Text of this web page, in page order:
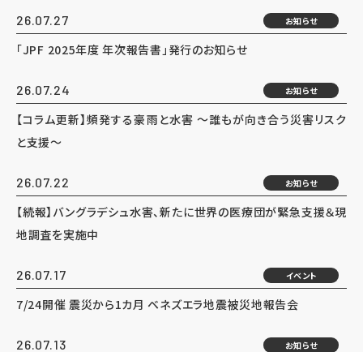
26.07.27 お知らせ
「JPF 2025年度 年次報告書」発行のお知らせ
26.07.24 お知らせ
【コラム更新】頻発する豪雨と水害 ～誰もが向き合う災害リスク
と支援～
26.07.22 お知らせ
【続報】バングラデシュ水害、新たに世界の医療団が緊急支援＆現
地調査を実施中
26.07.17 イベント
7/24開催 震災から1カ月 ベネズエラ地震被災地報告会
26.07.13 お知らせ